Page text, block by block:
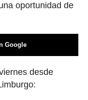
oportunidad de
Google
desde